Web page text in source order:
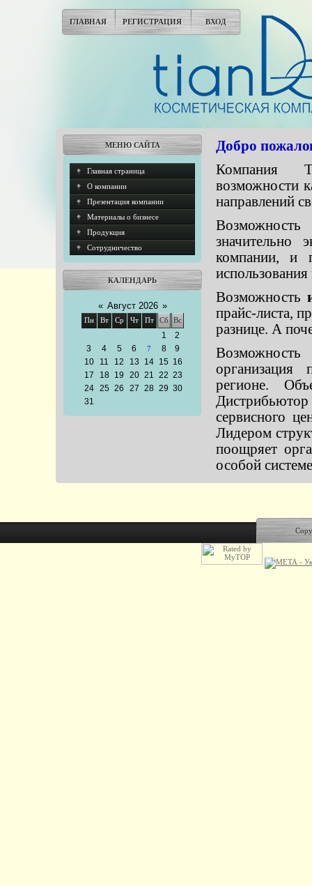
ГЛАВНАЯ РЕГИСТРАЦИЯ ВХОД
МЕНЮ САЙТА
Главная страница
О компании
Презентация компании
Материалы о бизнесе
Продукция
Cотрудничество
КАЛЕНДАРЬ
« Август 2026 »
Пн Вт Ср Чт Пт Сб Вс
1
2
3
4 5 6 7 8
9
10
11 12 13 14 15 16
17
18 19 20 21 22 23
24
25 26 27 28 29 30
31
Добро
Компания
возможности
направлений
Возможность
значительно
компании, и
Возможность
прайс-листа,
разнице. А
организация
регионе.
сервисного
Лидером
поощряет
особой